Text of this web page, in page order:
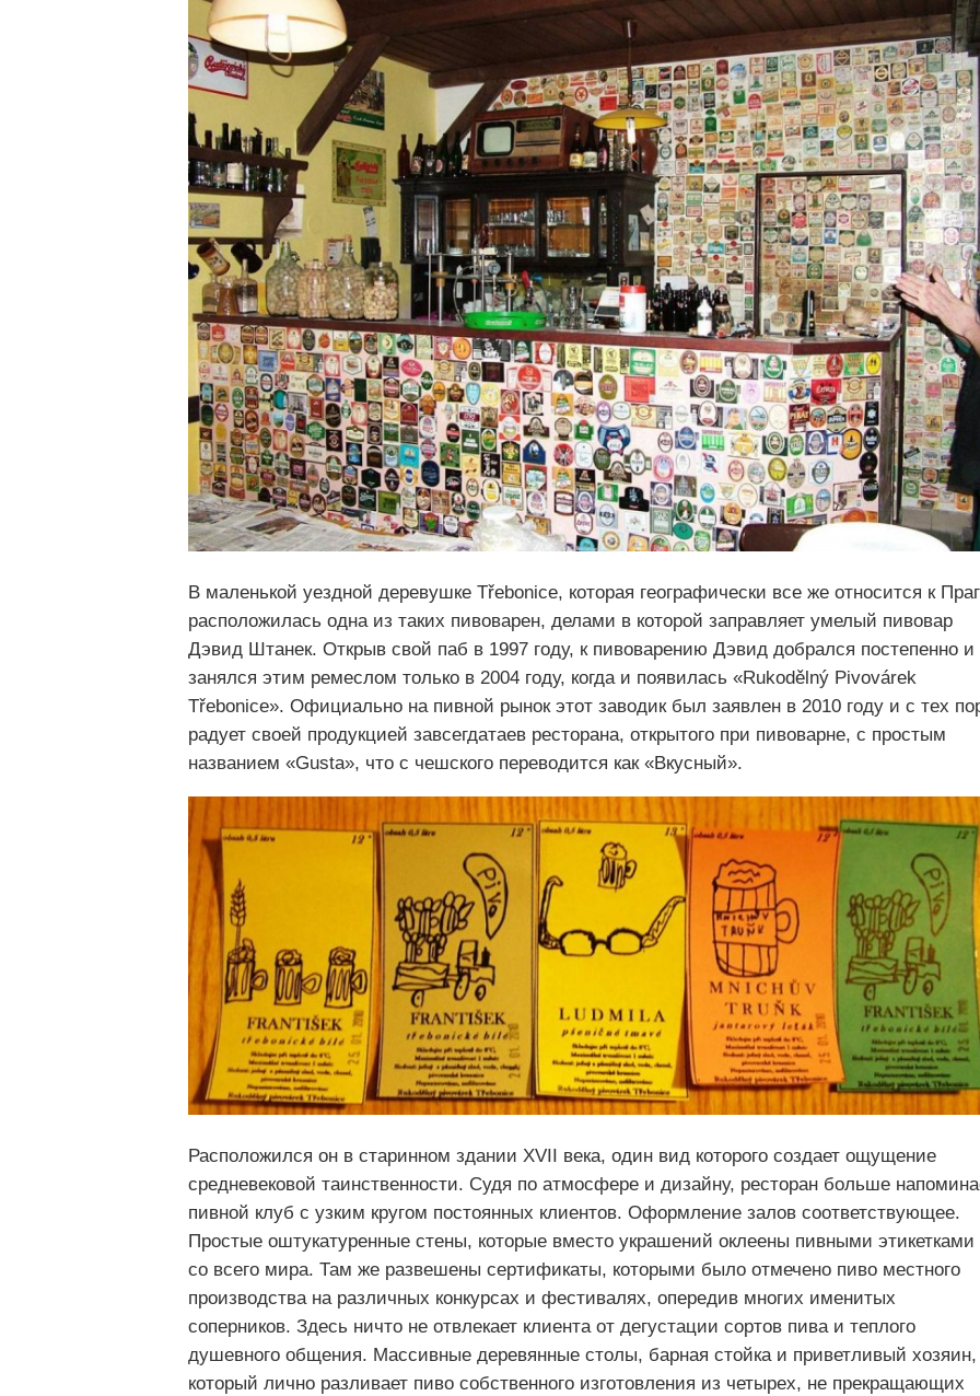
В маленькой уездной деревушке Třebonice, которая географически все же относится к
расположилась одна из таких пивоварен, делами в которой заправляет умелый пивовар
Дэвид Штанек. Открыв свой паб в 1997 году, к пивоварению Дэвид добрался постепенно и
занялся этим ремеслом только в 2004 году, когда и появилась «Rukodělný Pivovárek
Třebonice». Официально на пивной рынок этот заводик был заявлен в 2010 году и с тех
радует своей продукцией завсегдатаев ресторана, открытого при пивоварне, с простым
названием «Gusta», что с чешского переводится как «Вкусный».
Расположился он в старинном здании XVII века, один вид которого создает ощущение
средневековой таинственности. Судя по атмосфере и дизайну, ресторан больше
пивной клуб с узким кругом постоянных клиентов. Оформление залов соответствующее.
Простые оштукатуренные стены, которые вместо украшений оклеены пивными этикетками
со всего мира. Там же развешены сертификаты, которыми было отмечено пиво местного
производства на различных конкурсах и фестивалях, опередив многих именитых
соперников. Здесь ничто не отвлекает клиента от дегустации сортов пива и теплого
душевного общения. Массивные деревянные столы, барная стойка и приветливый хозяин,
который лично разливает пиво собственного изготовления из четырех, не прекращающих